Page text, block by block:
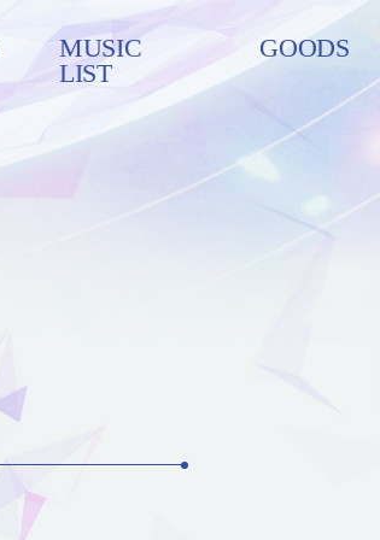
MUSIC
LIST
GOODS